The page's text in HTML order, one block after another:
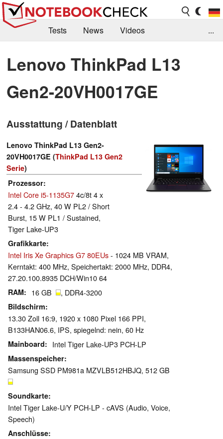
Tests News
Videos
Kaufberatung
Deals Suche
Jobs
Forum
...
Lenovo ThinkPad L13
Gen2-20VH0017GE
Ausstattung / Datenblatt
Lenovo ThinkPad L13 Gen2-
20VH0017GE (ThinkPad L13 Gen2
Serie)
Prozessor
Intel Core i5-1135G74c/8t 4 x
2.4 - 4.2 GHz, 40 W PL2 / Short
Burst, 15 W PL1 / Sustained,
Tiger Lake-UP3
Grafikkarte
Intel Iris Xe Graphics G7 80EUs- 1024 MB VRAM,
Kerntakt: 400 MHz, Speichertakt: 2000 MHz, DDR4,
27.20.100.8935 DCH/Win10 64
RAM 16 GB , DDR4-3200
Bildschirm
13.30 Zoll 16:9, 1920 x 1080 Pixel 166 PPI,
B133HAN06.6, IPS, spiegelnd: nein, 60 Hz
Mainboard Intel Tiger Lake-UP3 PCH-LP
Massenspeicher
Samsung SSD PM981a MZVLB512HBJQ, 512 GB
Soundkarte
Intel Tiger Lake-U/Y PCH-LP - cAVS (Audio, Voice,
Speech)
Anschlüsse